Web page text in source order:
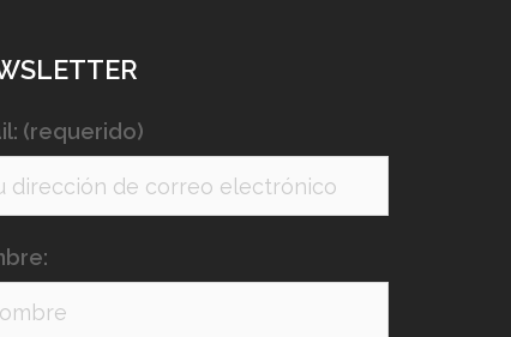
(requerido)